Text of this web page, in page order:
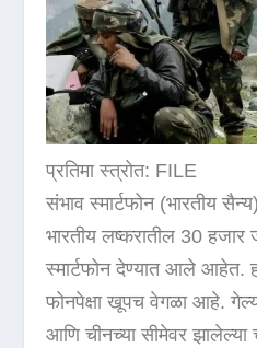
प्रतिमा स्त्रोत: FILE
संभाव स्मार्टफोन (भारतीय सैन्य)
भारतीय लष्करातील 30
स्मार्टफोन देण्यात आले आहेत.
फोनपेक्षा खूपच वेगळा आहे.
आणि चीनच्या सीमेवर झालेल्या